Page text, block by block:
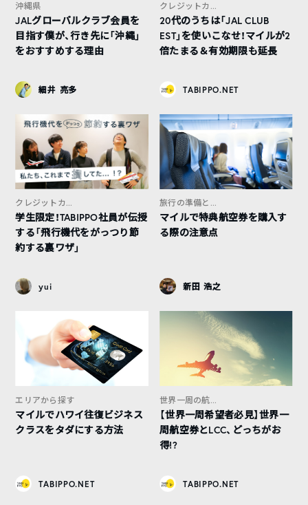
沖縄県
JALグローバルクラブ会員を
目指す僕が、行き先に「沖縄」
をおすすめする理由
細井 亮多
クレジットカ...
20代のうちは「JAL CLUB
EST」を使いこなせ！マイルが2
倍たまる＆有効期限も延長
TABIPPO.NET
クレジットカ...
学生限定！TABIPPO社員が伝授
する「飛行機代をがっつり節
約する裏ワザ」
yui
旅行の準備と...
マイルで特典航空券を購入す
る際の注意点
新田 浩之
エリアから探す
マイルでハワイ往復ビジネス
クラスをタダにする方法
TABIPPO.NET
世界一周の航...
【世界一周希望者必見】世界一
周航空券とLCC、どっちがお
得!?
TABIPPO.NET